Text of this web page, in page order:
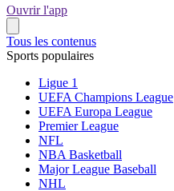
Ouvrir l'app
Tous les contenus
Sports populaires
Ligue 1
UEFA Champions League
UEFA Europa League
Premier League
NFL
NBA Basketball
Major League Baseball
NHL